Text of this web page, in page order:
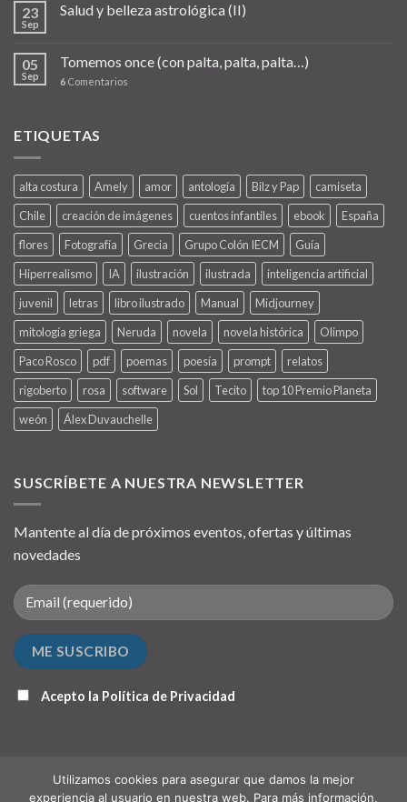
23
Sep
Salud y belleza astrológica (II)
05
Sep
Tomemos once (con palta, palta, palta…)
6 Comentarios
ETIQUETAS
alta costura Amely amor antología Bilz y Pap
camiseta
Chile
creación de imágenes cuentos infantiles ebook
España
flores
Fotografía Grecia Grupo Colón IECM
Guía
Hiperrealismo
IA ilustración ilustrada
inteligencia artificial
juvenil
letras libro ilustrado Manual
Midjourney
mitología griega
Neruda novela novela histórica
Olimpo
Paco Rosco
pdf poemas poesía prompt
relatos
rigoberto
rosa software Sol Tecito
top 10 Premio Planeta
weón
Álex Duvauchelle
SUSCRÍBETE A NUESTRA NEWSLETTER
Mantente al día de próximos eventos, ofertas y últimas
novedades
Acepto la Política de Privacidad
Utilizamos cookies para asegurar que damos la mejor
experiencia al usuario en nuestra web. Para más información,